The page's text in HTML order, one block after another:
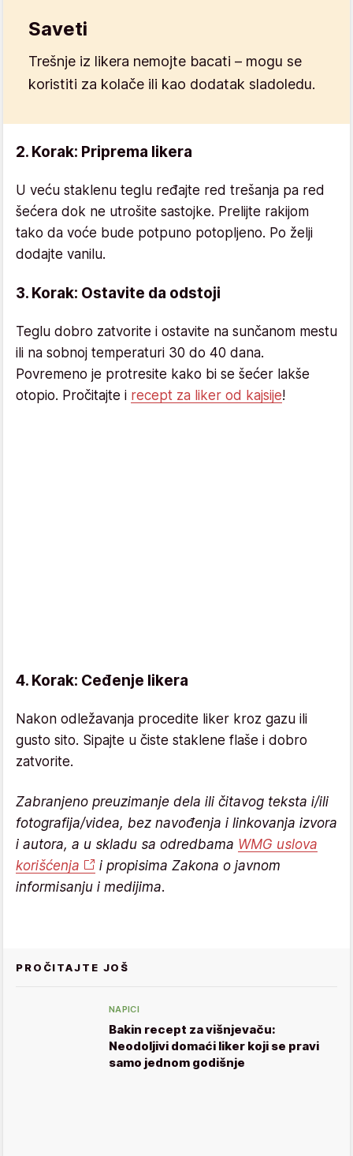
Saveti
Trešnje iz likera nemojte bacati – mogu se
koristiti za kolače ili kao dodatak sladoledu.
2. Korak: Priprema likera
U veću staklenu teglu ređajte red trešanja pa red
šećera dok ne utrošite sastojke. Prelijte rakijom
tako da voće bude potpuno potopljeno. Po želji
dodajte vanilu.
3. Korak: Ostavite da odstoji
Teglu dobro zatvorite i ostavite na sunčanom mestu
ili na sobnoj temperaturi 30 do 40 dana.
Povremeno je protresite kako bi se šećer lakše
otopio. Pročitajte i recept za liker od kajsije!
4. Korak: Ceđenje likera
Nakon odležavanja procedite liker kroz gazu ili
gusto sito. Sipajte u čiste staklene flaše i dobro
zatvorite.
Zabranjeno preuzimanje dela ili čitavog teksta i/ili
fotografija/videa, bez navođenja i linkovanja izvora
i autora, a u skladu sa odredbama WMG uslova
korišćenja
i propisima Zakona o javnom
informisanju i medijima.
PROČITAJTE JOŠ
NAPICI
Bakin recept za višnjevaču:
Neodoljivi domaći liker koji se pravi
samo jednom godišnje